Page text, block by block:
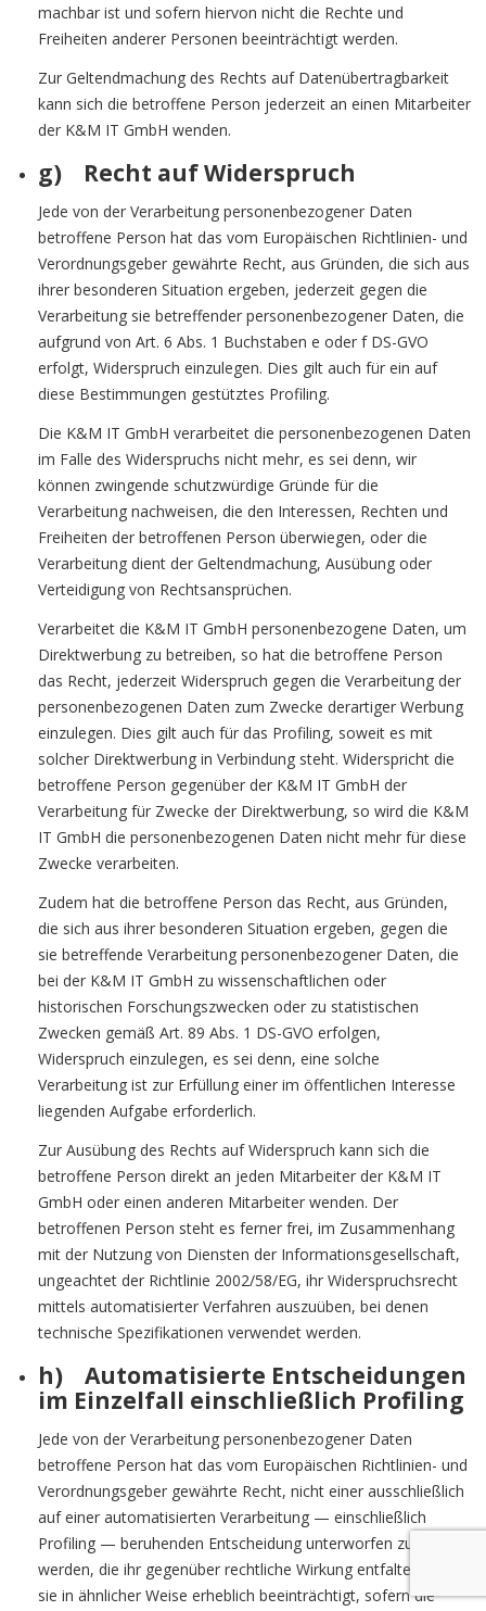
machbar ist und sofern hiervon nicht die Rechte und
Freiheiten anderer Personen beeinträchtigt werden.
Zur Geltendmachung des Rechts auf Datenübertragbarkeit
kann sich die betroffene Person jederzeit an einen Mitarbeiter
der K&M IT GmbH wenden.
g) Recht auf Widerspruch
Jede von der Verarbeitung personenbezogener Daten
betroffene Person hat das vom Europäischen Richtlinien- und
Verordnungsgeber gewährte Recht, aus Gründen, die sich aus
ihrer besonderen Situation ergeben, jederzeit gegen die
Verarbeitung sie betreffender personenbezogener Daten, die
aufgrund von Art. 6 Abs. 1 Buchstaben e oder f DS-GVO
erfolgt, Widerspruch einzulegen. Dies gilt auch für ein auf
diese Bestimmungen gestütztes Profiling.
Die K&M IT GmbH verarbeitet die personenbezogenen Daten
im Falle des Widerspruchs nicht mehr, es sei denn, wir
können zwingende schutzwürdige Gründe für die
Verarbeitung nachweisen, die den Interessen, Rechten und
Freiheiten der betroffenen Person überwiegen, oder die
Verarbeitung dient der Geltendmachung, Ausübung oder
Verteidigung von Rechtsansprüchen.
Verarbeitet die K&M IT GmbH personenbezogene Daten, um
Direktwerbung zu betreiben, so hat die betroffene Person
das Recht, jederzeit Widerspruch gegen die Verarbeitung der
personenbezogenen Daten zum Zwecke derartiger Werbung
einzulegen. Dies gilt auch für das Profiling, soweit es mit
solcher Direktwerbung in Verbindung steht. Widerspricht die
betroffene Person gegenüber der K&M IT GmbH der
Verarbeitung für Zwecke der Direktwerbung, so wird die K&M
IT GmbH die personenbezogenen Daten nicht mehr für diese
Zwecke verarbeiten.
Zudem hat die betroffene Person das Recht, aus Gründen,
die sich aus ihrer besonderen Situation ergeben, gegen die
sie betreffende Verarbeitung personenbezogener Daten, die
bei der K&M IT GmbH zu wissenschaftlichen oder
historischen Forschungszwecken oder zu statistischen
Zwecken gemäß Art. 89 Abs. 1 DS-GVO erfolgen,
Widerspruch einzulegen, es sei denn, eine solche
Verarbeitung ist zur Erfüllung einer im öffentlichen Interesse
liegenden Aufgabe erforderlich.
Zur Ausübung des Rechts auf Widerspruch kann sich die
betroffene Person direkt an jeden Mitarbeiter der K&M IT
GmbH oder einen anderen Mitarbeiter wenden. Der
betroffenen Person steht es ferner frei, im Zusammenhang
mit der Nutzung von Diensten der Informationsgesellschaft,
ungeachtet der Richtlinie 2002/58/EG, ihr Widerspruchsrecht
mittels automatisierter Verfahren auszuüben, bei denen
technische Spezifikationen verwendet werden.
h) Automatisierte Entscheidungen
im Einzelfall einschließlich Profiling
Jede von der Verarbeitung personenbezogener Daten
betroffene Person hat das vom Europäischen Richtlinien- und
Verordnungsgeber gewährte Recht, nicht einer ausschließlich
auf einer automatisierten Verarbeitung — einschließlich
Profiling — beruhenden Entscheidung unterworfen zu
werden, die ihr gegenüber rechtliche Wirkung entfaltet oder
sie in ähnlicher Weise erheblich beeinträchtigt, sofern die